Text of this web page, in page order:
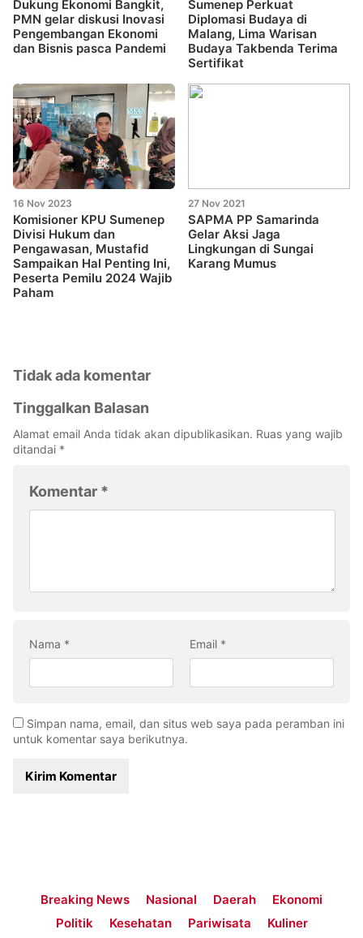
Dukung Ekonomi Bangkit,
PMN gelar diskusi Inovasi
Pengembangan Ekonomi
dan Bisnis pasca Pandemi
Sumenep Perkuat
Diplomasi Budaya di
Malang, Lima Warisan
Budaya Takbenda Terima
Sertifikat
16 Nov 2023
Komisioner KPU Sumenep
Divisi Hukum dan
Pengawasan, Mustafid
Sampaikan Hal Penting Ini,
Peserta Pemilu 2024 Wajib
Paham
27 Nov 2021
SAPMA PP Samarinda
Gelar Aksi Jaga
Lingkungan di Sungai
Karang Mumus
Tidak ada komentar
Tinggalkan Balasan
Alamat email Anda tidak akan dipublikasikan. Ruas yang wajib
ditandai *
Komentar *
Nama * Email *
Simpan nama, email, dan situs web saya pada peramban ini
untuk komentar saya berikutnya.
Breaking News Nasional Daerah
Ekonomi
Politik
Kesehatan Pariwisata Kuliner